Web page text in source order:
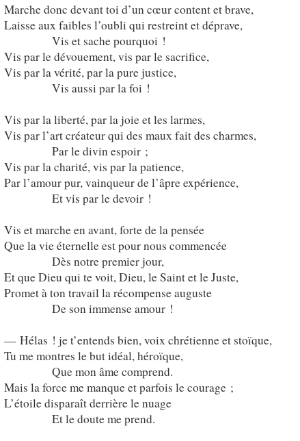
Marche donc devant toi d’un cœur content et brave,
Laisse aux faibles l’oubli qui restreint et déprave,
Vis et sache pourquoi !
Vis par le dévouement, vis par le sacrifice,
Vis par la vérité, par la pure justice,
Vis aussi par la foi !
Vis par la liberté, par la joie et les larmes,
Vis par l’art créateur qui des maux fait des charmes,
Par le divin espoir ;
Vis par la charité, vis par la patience,
Par l’amour pur, vainqueur de l’âpre expérience,
Et vis par le devoir !
Vis et marche en avant, forte de la pensée
Que la vie éternelle est pour nous commencée
Dès notre premier jour,
Et que Dieu qui te voit, Dieu, le Saint et le Juste,
Promet à ton travail la récompense auguste
De son immense amour !
— Hélas ! je t’entends bien, voix chrétienne et stoïque,
Tu me montres le but idéal, héroïque,
Que mon âme comprend.
Mais la force me manque et parfois le courage ;
L’étoile disparaît derrière le nuage
Et le doute me prend.